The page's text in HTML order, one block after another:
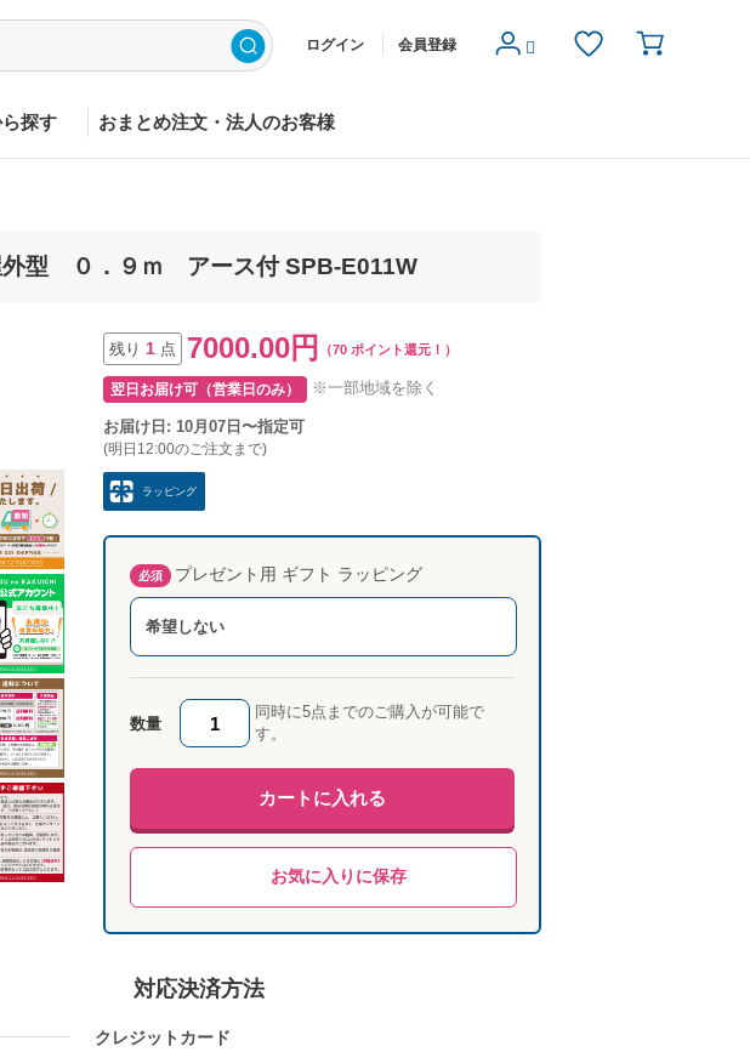
ログイン 会員登録
探す おまとめ注文・法人のお客様
型 ０．９ｍ アース付 SPB-E011W
残り 1 点 7000.00円 （70 ポイント還元！）
翌日お届け可（営業日のみ） ※一部地域を除く
お届け日: 10月07日〜指定可
(明日12:00のご注文まで)
ラッピング
必須 プレゼント用 ギフト ラッピング
希望しない
数量
同時に5点までのご購入が可能で
す。
カートに入れる
お気に入りに保存
対応決済方法
クレジットカード